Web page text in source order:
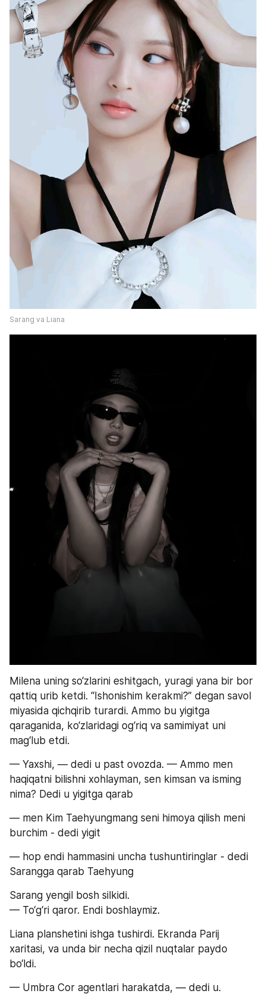
Sarang va Liana
Milena uning so‘zlarini eshitgach, yuragi yana bir bor
qattiq urib ketdi. “Ishonishim kerakmi?” degan savol
miyasida qichqirib turardi. Ammo bu yigitga
qaraganida, ko‘zlaridagi og‘riq va samimiyat uni
mag‘lub etdi.
— Yaxshi, — dedi u past ovozda. — Ammo men
haqiqatni bilishni xohlayman, sen kimsan va isming
nima? Dedi u yigitga qarab
— men Kim Taehyungmang seni himoya qilish meni
burchim - dedi yigit
— hop endi hammasini uncha tushuntiringlar - dedi
Sarangga qarab Taehyung
Sarang yengil bosh silkidi.
— To‘g‘ri qaror. Endi boshlaymiz.
Liana planshetini ishga tushirdi. Ekranda Parij
xaritasi, va unda bir necha qizil nuqtalar paydo
bo‘ldi.
— Umbra Cor agentlari harakatda, — dedi u.